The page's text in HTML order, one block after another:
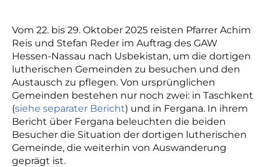
Vom 22. bis 29. Oktober 2025 reisten Pfarrer Achim
Reis und Stefan Reder im Auftrag des GAW
Hessen-Nassau nach Usbekistan, um die dortigen
lutherischen Gemeinden zu besuchen und den
Austausch zu pflegen. Von ursprünglichen
Gemeinden bestehen nur noch zwei: in Taschkent
(siehe separater Bericht) und in Fergana. In ihrem
Bericht über Fergana beleuchten die beiden
Besucher die Situation der dortigen lutherischen
Gemeinde, die weiterhin von Auswanderung
geprägt ist.